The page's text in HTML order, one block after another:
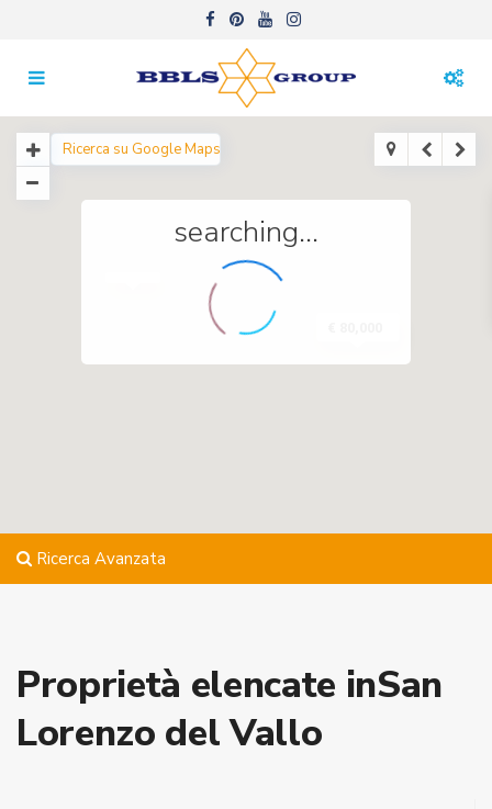
searching...
Ricerca Avanzata
Proprietà elencate inSan
Lorenzo del Vallo